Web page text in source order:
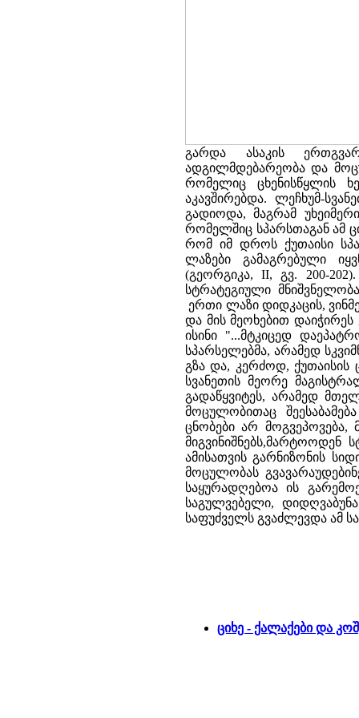
გარდა ასაკის
ადგილმდებარეობა და
რომელიც ცხენისწყლის
აკავშირებდა. ლეჩხუმ-
გადიოდა, მაგრამ
რომელშიც სპარსთაგან ამ
რომ იმ დროს ქუთაისი
ლაზები გამაგრებული
(გეორგიკა, II, გვ. 200-
სტრატეგიული
ერთი ლაზი დიდკაცის,
და მის მეოხებით დაიჭირეს
ისინი "...მტკიცედ
სპარსელებმა, არამედ
გზა და, კერძოდ, ქუთაისის
სვანეთის მეორე
გადაწყვიტეს, არამედ
მოცულობითაც
ცნობები არ
ამისათვის გარნიზონის
მოცულობას
საყურადღებოა ის
საგულვებელი,
საფუძველს გვაძლევდა ამ
ციხე - ქალაქები და